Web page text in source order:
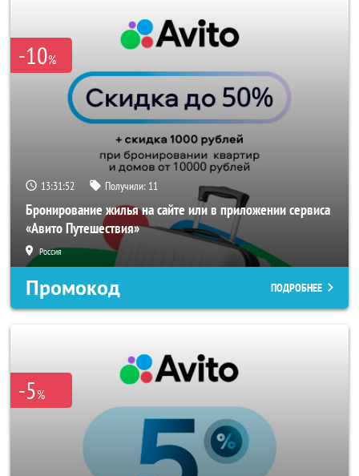
-10%
13:31:52 Получили: 11
Бронирование жилья на сайте или в приложении сервиса
«Авито Путешествия»
Россия
Промокод ПОДРОБНЕЕ
-5%